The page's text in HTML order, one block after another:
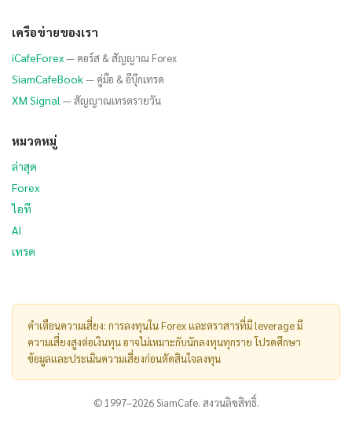
เครือข่ายของเรา
iCafeForex— คอร์ส & สัญญาณ Forex
SiamCafeBook— คู่มือ & อีบุ๊กเทรด
XM Signal — สัญญาณเทรดรายวัน
หมวดหมู่
ล่าสุด
Forex
ไอที
AI
เทรด
คำเตือนความเสี่ยง: การลงทุนใน Forex และตราสารที่มี leverage มี
ความเสี่ยงสูงต่อเงินทุน อาจไม่เหมาะกับนักลงทุนทุกราย โปรดศึกษา
ข้อมูลและประเมินความเสี่ยงก่อนตัดสินใจลงทุน
© 1997–2026 SiamCafe. สงวนลิขสิทธิ์.